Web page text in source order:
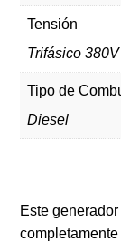
Tensión
Trifásico 380V
Tipo de
Diesel
Este